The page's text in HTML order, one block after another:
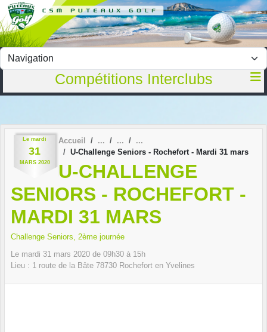
Compétitions Interclubs
Le mardi
31
MARS 2020
Accueil
U-Challenge Seniors - Rochefort - Mardi 31 mars
U-CHALLENGE
SENIORS - ROCHEFORT -
MARDI 31 MARS
Challenge Seniors, 2ème journée
Le mardi 31 mars 2020 de 09h30 à 15h
Lieu : 1 route de la Bâte 78730 Rochefort en Yvelines
Panneau de gestion des cookies